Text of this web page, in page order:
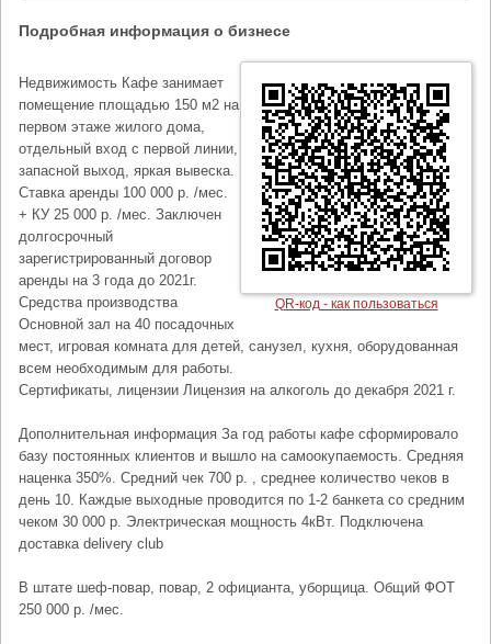
Подробная информация о бизнесе
QR-код - как пользоваться
Недвижимость Кафе занимает
помещение площадью 150 м2 на
первом этаже жилого дома,
отдельный вход с первой линии,
запасной выход, яркая вывеска.
Ставка аренды 100 000 р. /мес.
+ КУ 25 000 р. /мес. Заключен
долгосрочный
зарегистрированный договор
аренды на 3 года до 2021г.
Средства производства
Основной зал на 40 посадочных
мест, игровая комната для детей, санузел, кухня, оборудованная
всем необходимым для работы.
Сертификаты, лицензии Лицензия на алкоголь до декабря 2021 г.
Дополнительная информация За год работы кафе сформировало
базу постоянных клиентов и вышло на самоокупаемость. Средняя
наценка 350%. Средний чек 700 р. , среднее количество чеков в
день 10. Каждые выходные проводится по 1-2 банкета со средним
чеком 30 000 р. Электрическая мощность 4кВт. Подключена
доставка delivery club
В штате шеф-повар, повар, 2 официанта, уборщица. Общий ФОТ
250 000 р. /мес.